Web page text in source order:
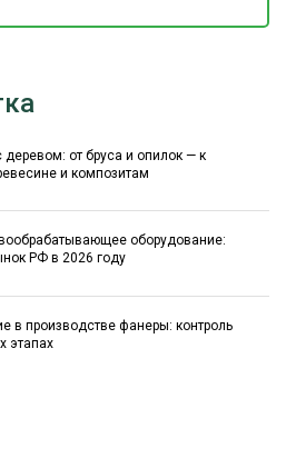
от бруса и опилок — к
и композитам
оборудование:
РФ в 2026 году
в производстве фанеры: контроль
этапах